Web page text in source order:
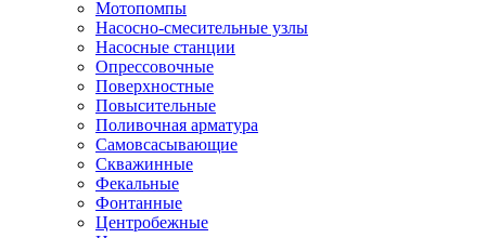
Мотопомпы
Насосно-смесительные узлы
Насосные станции
Опрессовочные
Поверхностные
Повысительные
Поливочная арматура
Самовсасывающие
Скважинные
Фекальные
Фонтанные
Центробежные